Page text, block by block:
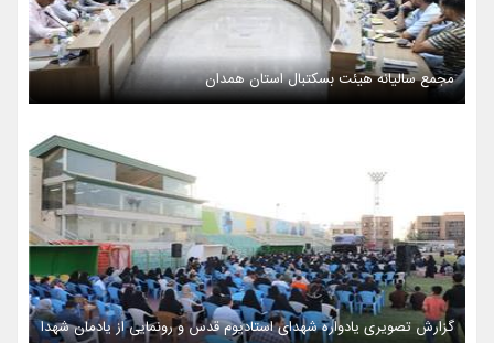
مجمع سالیانه هیئت بسکتبال استان همدان
گزارش تصویری یادواره شهدای استادیوم قدس و رونمایی از یادمان شهدا